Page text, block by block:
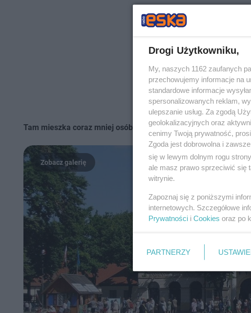
Tam mieszka coraz mniej osób! Zobacz, ilu mieszkańców w
Drogi Użytkowniku,
My, naszych 1162 zaufanych
przechowujemy informacje na
standardowe informacje
spersonalizowanych reklam,
ulepszanie usług. Za zgodą
geolokalizacyjnych oraz
cenimy Twoją prywatność,
Zgoda jest dobrowolna i
się w lewym dolnym rogu strony
ale masz prawo sprzeciwić się
witrynie.
Zapoznaj się z poniższymi
internetowych. Szczegółowe
Prywatności i Cookies oraz po
PARTNERZY